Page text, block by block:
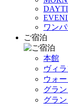
ワン
ご宿泊
本館
ヴィ
ウォ
グラ
グラ